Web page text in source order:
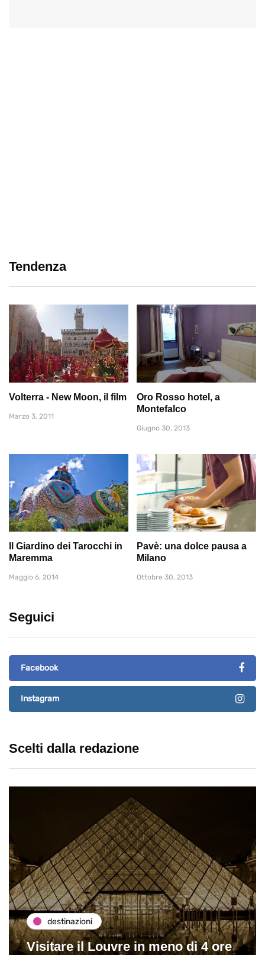
Tendenza
Volterra - New Moon, il film
Marzo 3, 2011
Oro Rosso hotel, a
Montefalco
Giugno 30, 2013
Il Giardino dei Tarocchi in
Maremma
Maggio 6, 2014
Pavè: una dolce pausa a
Milano
Ottobre 30, 2013
Seguici
Facebook
Instagram
Scelti dalla redazione
destinazioni
Visitare il Louvre in meno di 4 ore